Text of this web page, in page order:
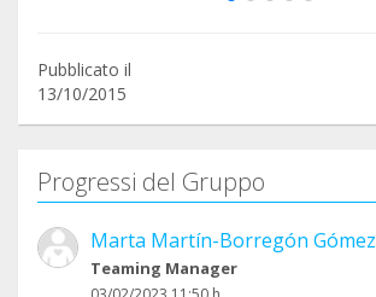
Pubblicato il
13/10/2015
Progressi del Gruppo
Marta Martín-Borregón Gómez
Teaming Manager